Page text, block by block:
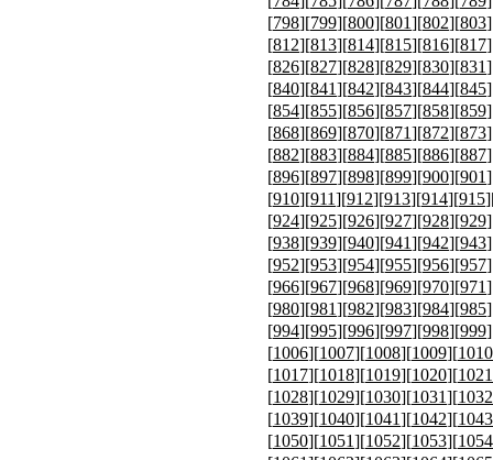
[798][799][800][801][802][803
[812][813][814][815][816][817
[826][827][828][829][830][831
[840][841][842][843][844][845
[854][855][856][857][858][859
[868][869][870][871][872][873
[882][883][884][885][886][887
[896][897][898][899][900][901
[910][911][912][913][914][915
[924][925][926][927][928][929
[938][939][940][941][942][943
[952][953][954][955][956][957
[966][967][968][969][970][971
[980][981][982][983][984][985
[994][995][996][997][998][999
[1006][1007][1008][1009][1010
[1017][1018][1019][1020][1021
[1028][1029][1030][1031][1032
[1039][1040][1041][1042][1043
[1050][1051][1052][1053][1054